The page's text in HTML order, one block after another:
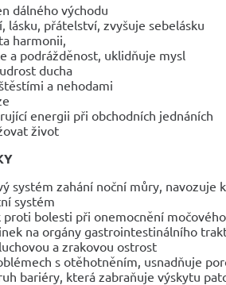
dálného východu
lásku, přátelství, zvyšuje sebelásku
harmonii,
a podrážděnost, uklidňuje mysl
ducha
a nehodami
energii při obchodních jednáních
život
systém zahání noční můry, navozuje
systém
proti bolesti při onemocnění
na orgány gastrointestinálního
a zrakovou ostrost
s otěhotněním, usnadňuje
bariéry, která zabraňuje výskytu